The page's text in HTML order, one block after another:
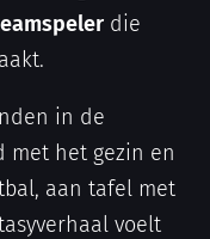
die
in de
met het gezin en
aan tafel met
voelt